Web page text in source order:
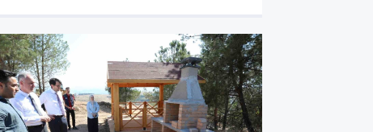
gerekli başvurumuzu yapacağız"